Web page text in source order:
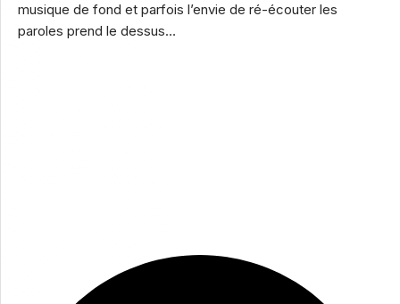
musique de fond et parfois l’envie de ré-écouter les
paroles prend le dessus…